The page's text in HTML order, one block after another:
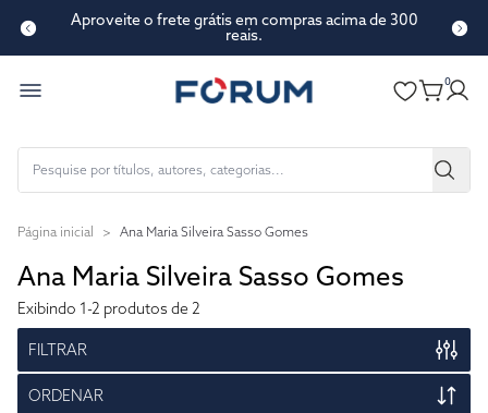
Aproveite o frete grátis em compras acima de 300
reais.
0
Página inicial > Ana Maria Silveira Sasso Gomes
Ana Maria Silveira Sasso Gomes
Exibindo 1-2 produtos de 2
FILTRAR
ORDENAR